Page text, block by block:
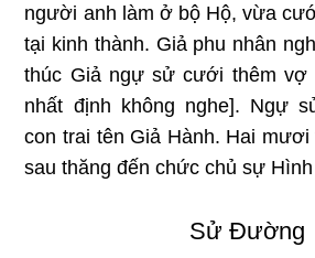
người anh làm ở bộ Hộ, vừa
tại kinh thành. Giả phu nhân
thúc Giả ngự sử cưới thêm vợ
nhất định không nghe]. Ngự
con trai tên Giả Hành. Hai
sau thăng đến chức chủ sự
Sử Đường